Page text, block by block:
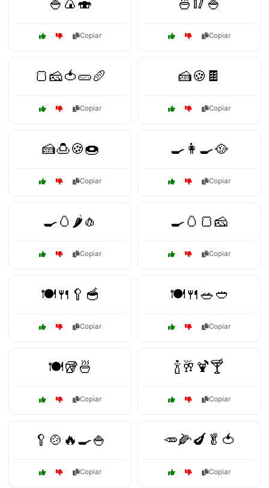
Copiar Copiar
🍞🧀🍅🥒🥖
Copiar
🍰🍪🍫
Copiar
🍰🍮🍪🍩
Copiar
🍳👩‍🍳🥘
Copiar
🍳🥚🌶️🧄
Copiar
🍳🥚🍞🧀
Copiar
🍽️🍴🥄🥣
Copiar
🍽️🍴🥗🥙
Copiar
🍽️🥡🍜
Copiar
🍾🥂🍹🍸
Copiar
🥄🍲🔥🍳🍚
Copiar
🥕🌽🍆🥬🍅
Copiar